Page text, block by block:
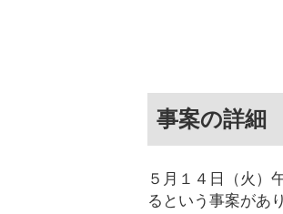
事案の詳細
５月１４日（火）
るという事案があ